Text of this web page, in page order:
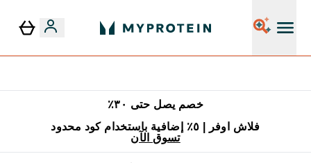
خصم يصل حتى ٣٠٪
فلاش اوفر | ٥٪ إضافية باستخدام كود محدود
تسوق الآن